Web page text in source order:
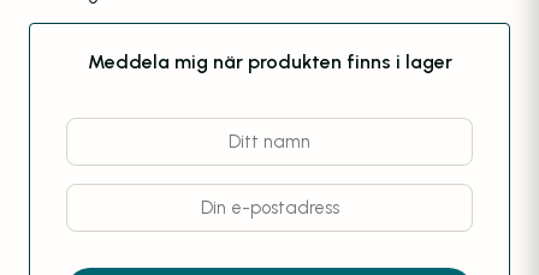
Meddela mig när produkten finns i lager